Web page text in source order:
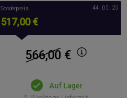
Sonderpreis
517,00 €
44 : 05 : 25
566,00 €
Auf Lager